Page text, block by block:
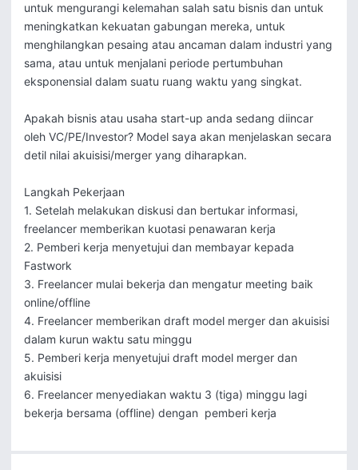
untuk mengurangi kelemahan salah satu bisnis dan untuk
meningkatkan kekuatan gabungan mereka, untuk
menghilangkan pesaing atau ancaman dalam industri yang
sama, atau untuk menjalani periode pertumbuhan
eksponensial dalam suatu ruang waktu yang singkat.
Apakah bisnis atau usaha start-up anda sedang diincar
oleh VC/PE/Investor? Model saya akan menjelaskan secara
detil nilai akuisisi/merger yang diharapkan.
Langkah Pekerjaan
1. Setelah melakukan diskusi dan bertukar informasi,
freelancer memberikan kuotasi penawaran kerja
2. Pemberi kerja menyetujui dan membayar kepada
Fastwork
3. Freelancer mulai bekerja dan mengatur meeting baik
online/offline
4. Freelancer memberikan draft model merger dan akuisisi
dalam kurun waktu satu minggu
5. Pemberi kerja menyetujui draft model merger dan
akuisisi
6. Freelancer menyediakan waktu 3 (tiga) minggu lagi
bekerja bersama (offline) dengan  pemberi kerja